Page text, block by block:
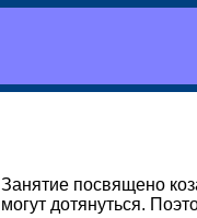
Занятие посвящено
могут дотянуться.